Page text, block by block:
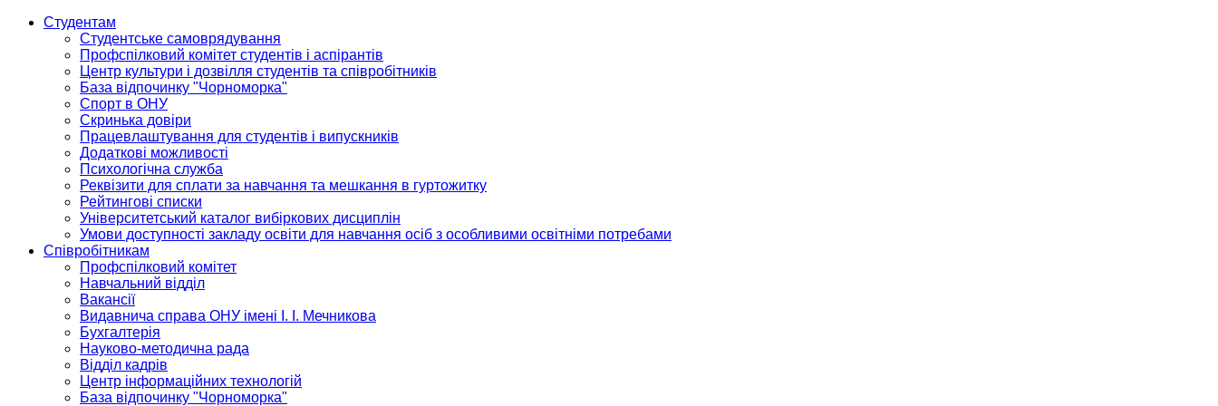
Студентам
Студентське самоврядування
Профспілковий комітет студентів і аспірантів
Центр культури і дозвілля студентів та співробітників
База відпочинку "Чорноморка"
Спорт в ОНУ
Скринька довіри
Працевлаштування для студентів і випускників
Додаткові можливості
Психологічна служба
Реквізити для сплати за навчання та мешкання в гуртожитку
Рейтингові списки
Університетський каталог вибіркових дисциплін
Умови доступності закладу освіти для навчання осіб з особливими освітніми потребами
Співробітникам
Профспілковий комітет
Навчальний відділ
Вакансії
Видавнича справа ОНУ імені І. І. Мечникова
Бухгалтерія
Науково-методична рада
Відділ кадрів
Центр інформаційних технологій
База відпочинку "Чорноморка"